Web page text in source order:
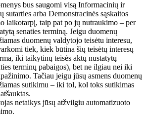
bus saugomi visą Informacinių ir
sutarties arba Demonstracinės sąskaitos
laikotarpį, taip pat po jų nutraukimo – per
senaties terminą. Jeigu duomenų
duomenų valdytojo teisėtu interesu,
tiek, kiek būtina šių teisėtų interesų
iki taikytinų teisės aktų nustatytų
terminų pabaigos), bet ne ilgiau nei iki
Tačiau jeigu jūsų asmens duomenų
sutikimu – iki tol, kol toks sutikimas
netaikys jūsų atžvilgiu automatizuoto